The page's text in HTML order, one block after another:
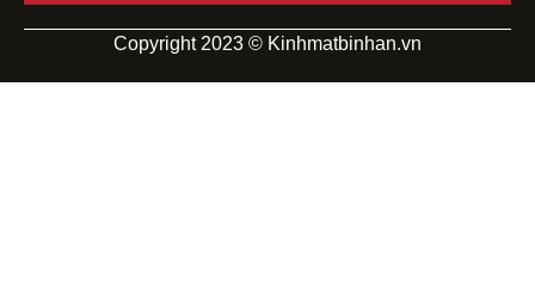
Copyright 2023 © Kinhmatbinhan.vn